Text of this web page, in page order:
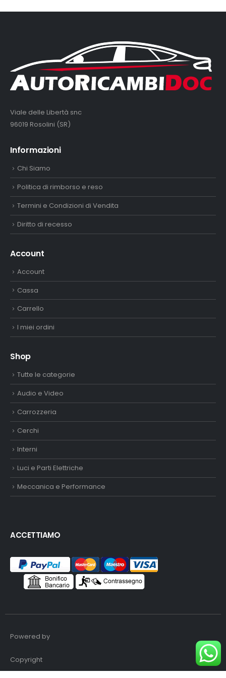
Viale delle Libertà snc
96019 Rosolini (SR)
Informazioni
Chi Siamo
Politica di rimborso e reso
Termini e Condizioni di Vendita
Diritto di recesso
Account
Account
Cassa
Carrello
I miei ordini
Shop
Tutte le categorie
Audio e Video
Carrozzeria
Cerchi
Interni
Luci e Parti Elettriche
Meccanica e Performance
ACCETTIAMO
Powered by
Copyright